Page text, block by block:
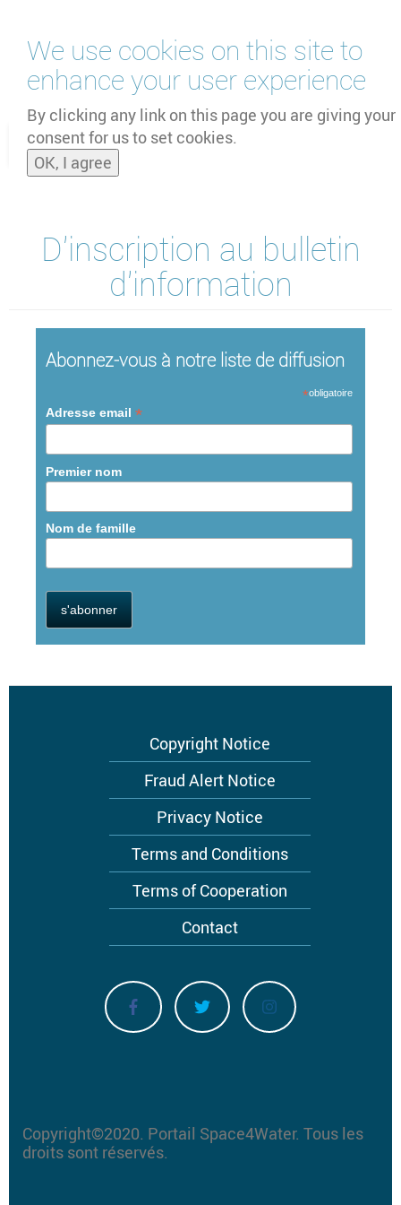
We use cookies on this site to
enhance your user experience
By clicking any link on this page you are giving your
consent for us to set cookies.
OK, I agree
main
content
and
D'inscription au bulletin
d'information
Abonnez-vous à notre liste de diffusion
*obligatoire
Adresse email*
Premier nom
Nom de famille
Copyright Notice
Fraud Alert Notice
Privacy Notice
Terms and Conditions
Terms of Cooperation
Contact
Copyright©2020. Portail Space4Water. Tous les
droits sont réservés.